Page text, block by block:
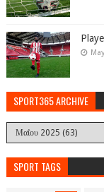
SPORT365 ARCHIVE
SPORT TAGS